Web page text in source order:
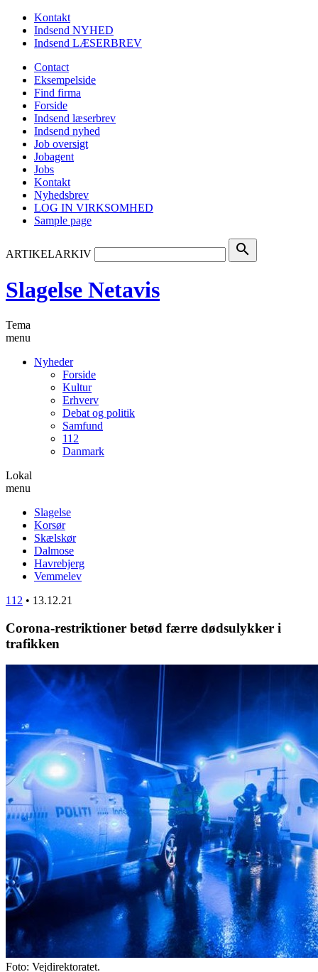
Kontakt
Indsend NYHED
Indsend LÆSERBREV
Contact
Eksempelside
Find firma
Forside
Indsend læserbrev
Indsend nyhed
Job oversigt
Jobagent
Jobs
Kontakt
Nyhedsbrev
LOG IN VIRKSOMHED
Sample page
ARTIKELARKIV search
Slagelse Netavis
Tema
menu
Nyheder
Forside
Kultur
Erhverv
Debat og politik
Samfund
112
Danmark
Lokal
menu
Slagelse
Korsør
Skælskør
Dalmose
Havrebjerg
Vemmelev
112 • 13.12.21
Corona-restriktioner betød færre dødsulykker i
trafikken
Foto: Vejdirektoratet.